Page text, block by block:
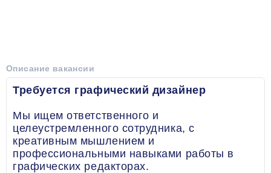
Описание вакансии
Требуется графический дизайнер
Мы ищем ответственного и
целеустремленного сотрудника, с
креативным мышлением и
профессиональными навыками работы в
графических редакторах.